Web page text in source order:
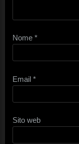
Nome *
Email *
Sito web